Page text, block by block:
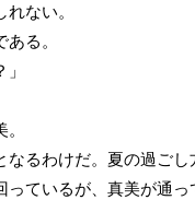
ない。
る。
るわけだ。夏の過ご
ているが、真美が通